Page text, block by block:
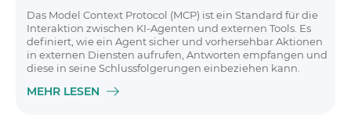
Das Model Context Protocol (MCP) ist ein Standard für die
Interaktion zwischen KI-Agenten und externen Tools. Es
definiert, wie ein Agent sicher und vorhersehbar Aktionen
in externen Diensten aufrufen, Antworten empfangen und
diese in seine Schlussfolgerungen einbeziehen kann.
MEHR LESEN